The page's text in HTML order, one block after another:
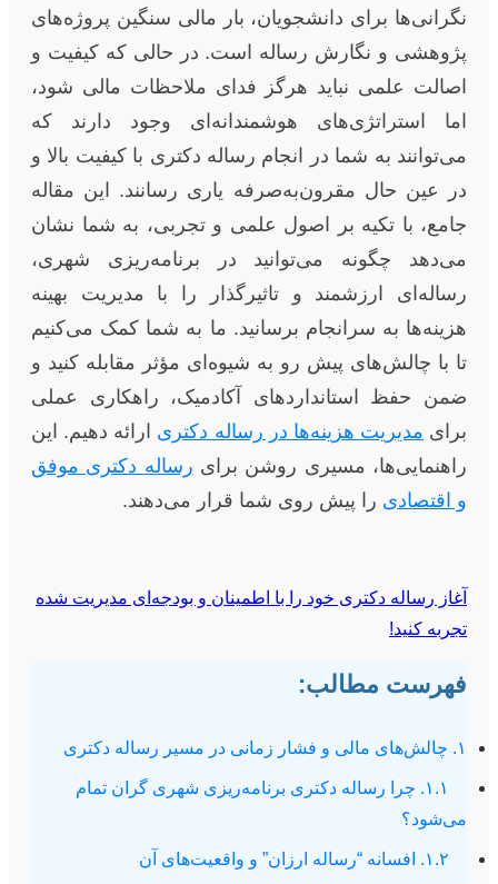
نگرانی‌ها برای دانشجویان، بار مالی سنگین پروژه‌های
پژوهشی و نگارش رساله است. در حالی که کیفیت و
اصالت علمی نباید هرگز فدای ملاحظات مالی شود،
اما استراتژی‌های هوشمندانه‌ای وجود دارند که
می‌توانند به شما در انجام رساله دکتری با کیفیت بالا و
در عین حال مقرون‌به‌صرفه یاری رسانند. این مقاله
جامع، با تکیه بر اصول علمی و تجربی، به شما نشان
می‌دهد چگونه می‌توانید در برنامه‌ریزی شهری،
رساله‌ای ارزشمند و تاثیرگذار را با مدیریت بهینه
هزینه‌ها به سرانجام برسانید. ما به شما کمک می‌کنیم
تا با چالش‌های پیش رو به شیوه‌ای مؤثر مقابله کنید و
ضمن حفظ استانداردهای آکادمیک، راهکاری عملی
برای مدیریت هزینه‌ها در رساله دکتری ارائه دهیم. این
راهنمایی‌ها، مسیری روشن برای رساله دکتری موفق
و اقتصادی را پیش روی شما قرار می‌دهند.
آغاز رساله دکتری خود را با اطمینان و بودجه‌ای مدیریت شده
تجربه کنید!
فهرست مطالب:
۱. چالش‌های مالی و فشار زمانی در مسیر رساله دکتری
۱.۱. چرا رساله دکتری برنامه‌ریزی شهری گران تمام
می‌شود؟